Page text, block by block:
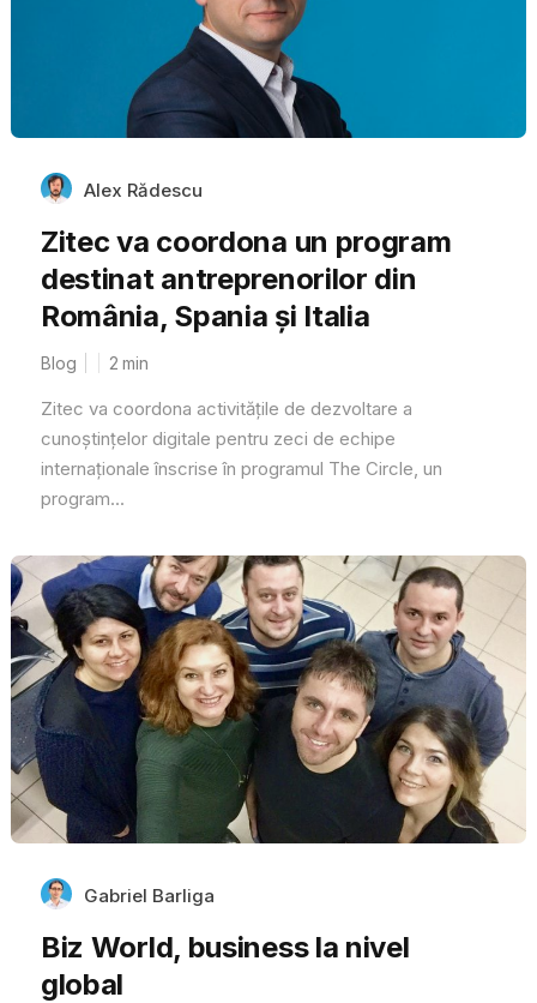
Alex Rădescu
Zitec va coordona un program
destinat antreprenorilor din
România, Spania și Italia
Blog 2 min
Zitec va coordona activitățile de dezvoltare a
cunoștințelor digitale pentru zeci de echipe
internaționale înscrise în programul The Circle, un
program...
Gabriel Barliga
Biz World, business la nivel
global